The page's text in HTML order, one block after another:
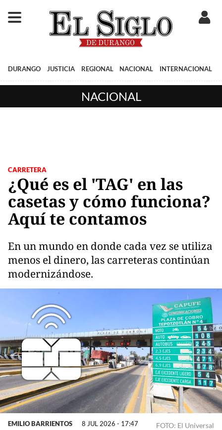
DURANGO JUSTICIA REGIONAL NACIONAL INTERNACIONAL
NACIONAL
CARRETERA
¿Qué es el 'TAG' en las
casetas y cómo funciona?
Aquí te contamos
En un mundo en donde cada vez se utiliza
menos el dinero, las carreteras continúan
modernizándose.
FOTO: El Universal
EMILIO BARRIENTOS 8 JUL 2026 - 17:47